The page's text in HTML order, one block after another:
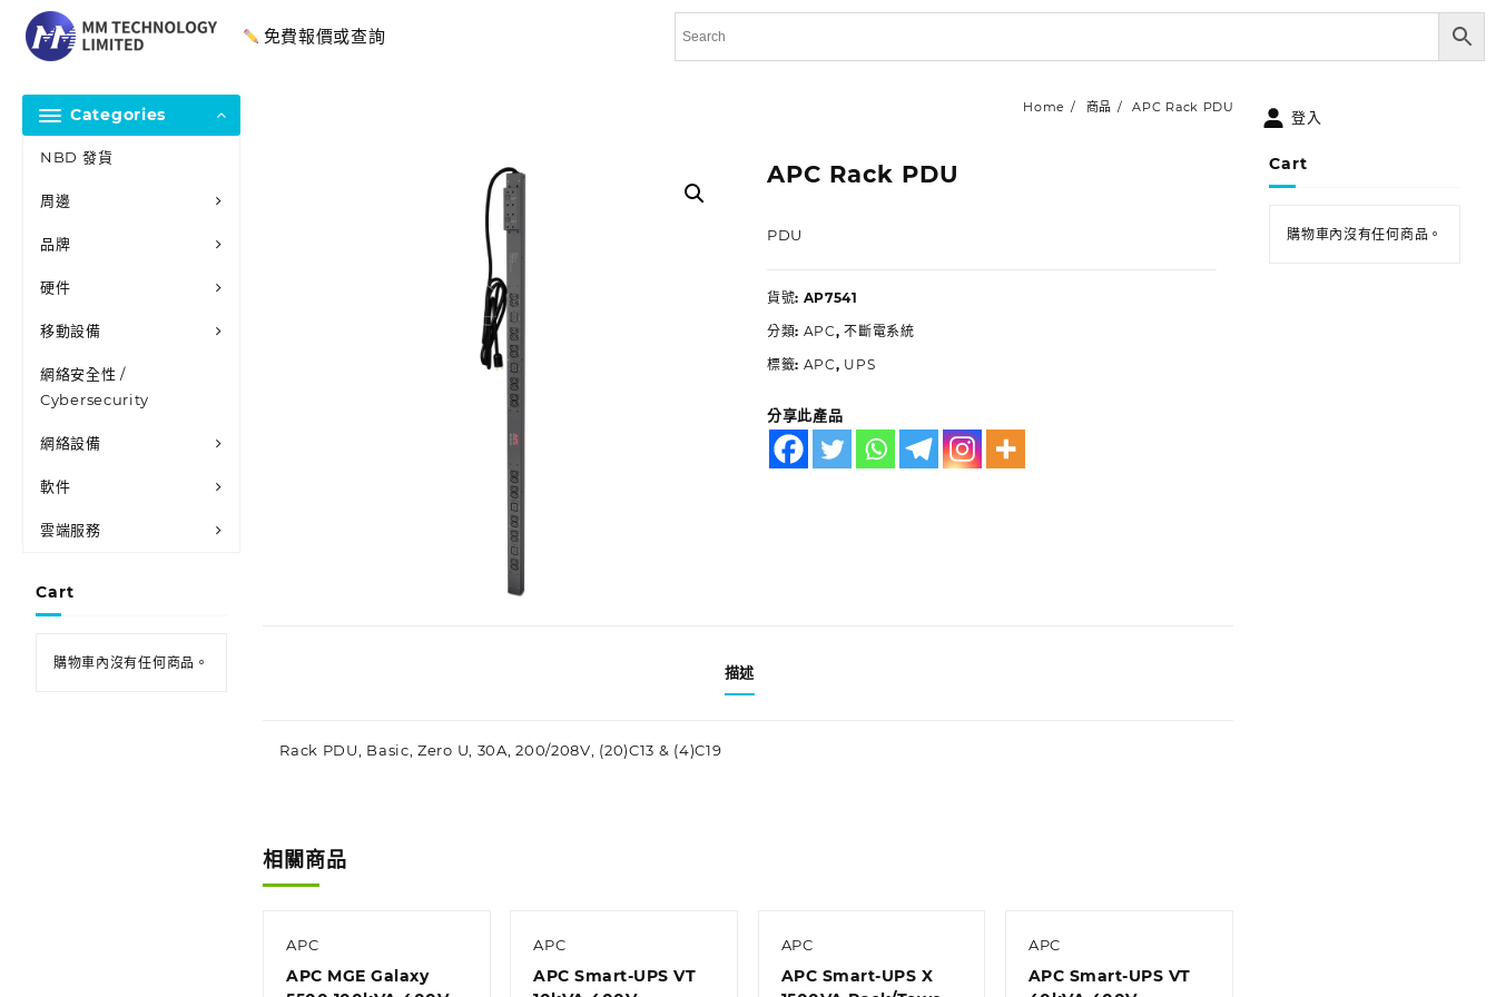
免費報價或查詢
Categories
NBD 發貨
周邊
品牌
硬件
移動設備
網絡安全性 /
Cybersecurity
網絡設備
軟件
雲端服務
Cart
購物車內沒有任何商品。
Home 商品 APC Rack PDU
APC Rack PDU
PDU
貨號: AP7541
分類: APC,不斷電系統
標籤: APC, UPS
分享此產品
描述
Rack PDU, Basic, Zero U, 30A, 200/208V, (20)C13 & (4)C19
相關商品
APC
APC MGE Galaxy
APC
APC Smart-UPS VT
APC
APC Smart-UPS X
APC
APC Smart-UPS VT
登入
Cart
購物車內沒有任何商品。